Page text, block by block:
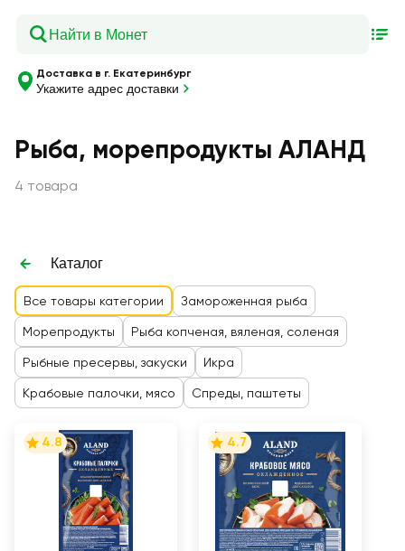
Доставка в г. Екатеринбург
Укажите адрес доставки
Рыба, морепродукты АЛАНД
4 товара
Каталог
Все товары категории Замороженная рыба
Морепродукты Рыба копченая, вяленая, соленая
Рыбные пресервы, закуски Икра
Крабовые палочки, мясо Спреды, паштеты
4.8 4.7